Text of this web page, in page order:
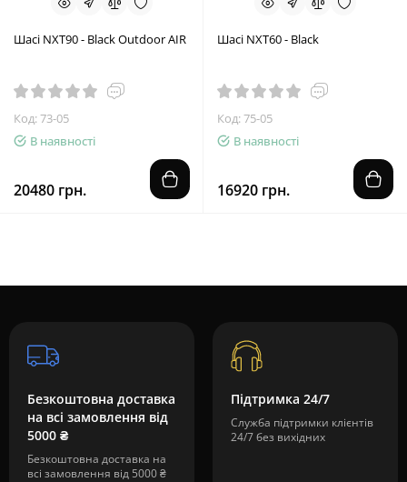
Шасі NXT90 - Black Outdoor AIR
Код: 73-05
В наявності
20480 грн.
Шасі NXT60 - Black
Код: 75-05
В наявності
16920 грн.
Безкоштовна доставка
на всі замовлення від
5000 ₴
Безкоштовна доставка на
всі замовлення від 5000 ₴
Підтримка 24/7
Служба підтримки клієнтів
24/7 без вихідних